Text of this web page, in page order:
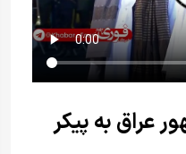
عراق به پیکر